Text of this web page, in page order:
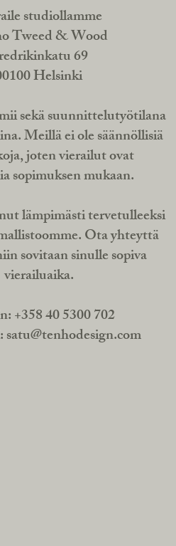
studiollamme
Tweed & Wood
69
Helsinki
sekä suunnittelutyötilana
Meillä ei ole säännöllisiä
joten vierailut ovat
sopimuksen mukaan.
lämpimästi tervetulleeksi
Ota yhteyttä
sovitaan sinulle sopiva
vierailuaika.
+358 40 5300 702
satu@tenhodesign.com